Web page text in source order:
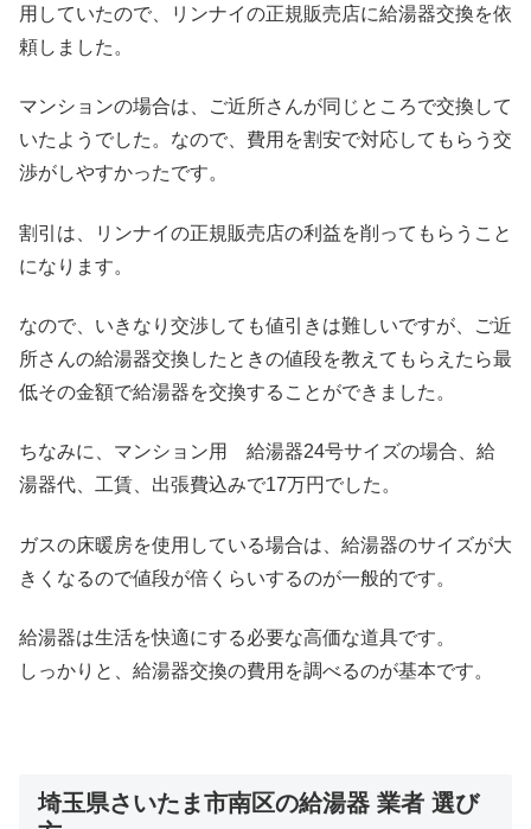
用していたので、リンナイの正規販売店に給湯器交換を依
頼しました。
マンションの場合は、ご近所さんが同じところで交換して
いたようでした。なので、費用を割安で対応してもらう交
渉がしやすかったです。
割引は、リンナイの正規販売店の利益を削ってもらうこと
になります。
なので、いきなり交渉しても値引きは難しいですが、ご近
所さんの給湯器交換したときの値段を教えてもらえたら最
低その金額で給湯器を交換することができました。
ちなみに、マンション用 給湯器24号サイズの場合、給
湯器代、工賃、出張費込みで17万円でした。
ガスの床暖房を使用している場合は、給湯器のサイズが大
きくなるので値段が倍くらいするのが一般的です。
給湯器は生活を快適にする必要な高価な道具です。
しっかりと、給湯器交換の費用を調べるのが基本です。
埼玉県さいたま市南区の給湯器 業者 選び